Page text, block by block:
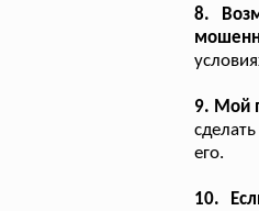
8.
9. Мой
его.
10.